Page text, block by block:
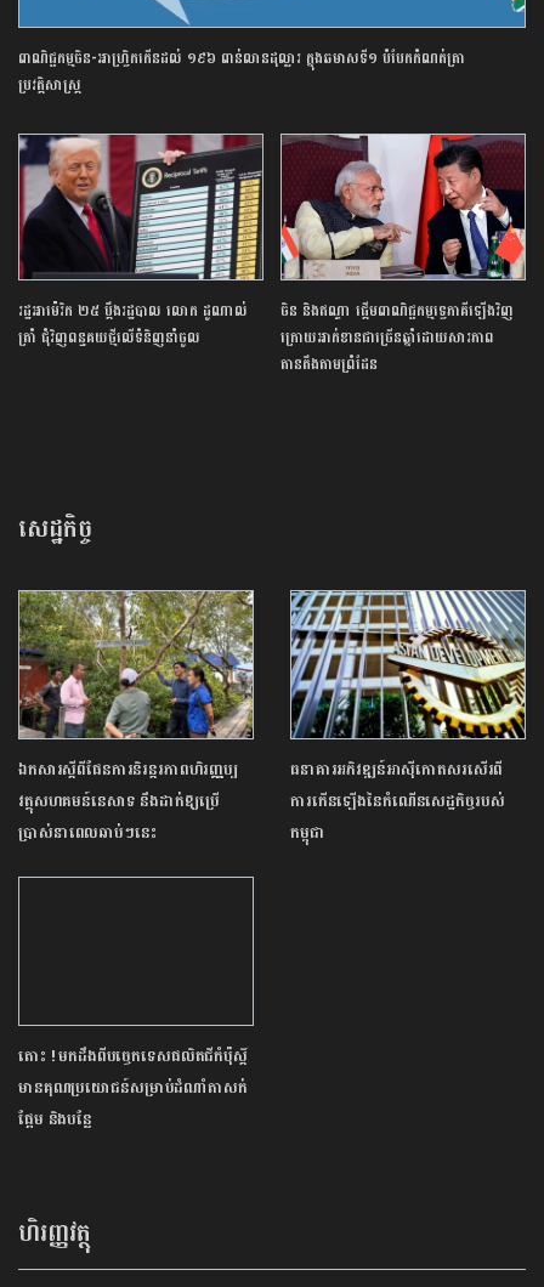
ពាណិជ្ជកម្ម​ចិន​-​អាហ្វ្រិក​កើន​ដល់​ ​១៩៦​ ​ពាន់​លាន​ដុល្លារ​ ក្នុង​ឆមាស​ទី​១​ ​បំបែក​កំណត់ត្រា​
ប្រវត្តិសាស្ត្រ​
រដ្ឋ​អាម៉េរិក​ ​២៥​ ​ប្ដឹង​រដ្ឋបាល លោក​ ​ដូណាល់ ​
ត្រាំ ​ជុំវិញ​ពន្ធ​គយ​ថ្មី​លើ​ទំនិញ​នាំចូល​
ចិន និងឥណ្ឌា ផ្តើមពាណិជ្ជកម្មទ្វេភាគីឡើងវិញ
ក្រោយអាក់ខានជាច្រើនឆ្នាំដោយសារភាព
តានតឹងតាមព្រំដែន
សេដ្ឋកិច្ច
ឯកសារស្តីពីផែនការនិរន្តរភាពហិរញ្ញប្ប
វត្ថុសហគមន៍នេសាទ នឹងដាក់ឱ្យប្រើ
ប្រាស់នាពេលឆាប់ៗនេះ
ធនាគារអភិវឌ្ឍន៍អាស៊ីកោតសរសើរពី
ការកើនឡើងនៃកំណើនសេដ្ឋកិច្ចរបស់
កម្ពុជា
តោះ ! មកដឹងពីបច្ចេកទេសផលិតជីកំប៉ុស្តិ៍
មានគុណប្រយោជន៍សម្រាប់ដំណាំតាសក់
ផ្អែម និងបន្លែ
ហិរញ្ញវត្ថុ